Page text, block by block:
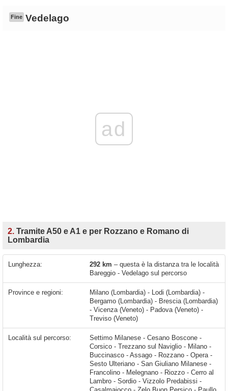
Fine Vedelago
ad
2. Tramite A50 e A1 e per Rozzano e Romano di
Lombardia
Lunghezza: 292 km – questa è la distanza tra le località
Bareggio - Vedelago sul percorso
Province e regioni:
Milano (Lombardia) - Lodi (Lombardia) -
Bergamo (Lombardia) - Brescia (Lombardia)
- Vicenza (Veneto) - Padova (Veneto) -
Treviso (Veneto)
Località sul percorso: Settimo Milanese - Cesano Boscone - Corsico - Trezzano sul Naviglio - Milano - Buccinasco - Assago - Rozzano - Opera - Sesto Ulteriano - San Giuliano Milanese - Francolino - Melegnano - Riozzo - Cerro al Lambro - Sordio - Vizzolo Predabissi - Casalmaiocco - Zelo Buon Persico - Paullo - Merlino - Liscate - Melzo - Cassano d'Adda - Arzago d'Adda - Casirate D'adda - Treviglio - Calvenzano - Caravaggio - Pagazzano - Fornovo San Giovanni - Mozzanica - Bariano - Morengo - Romano di Lombardia - Covo - Calcio